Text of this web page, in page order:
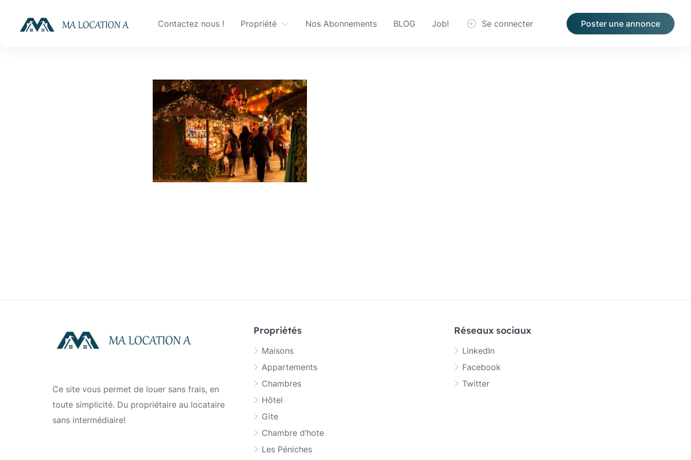
content
Contactez nous ! Propriété Nos Abonnements BLOG Job! Se connecter Poster une annonce
Ce site vous permet de louer sans frais, en
toute simplicité. Du propriétaire au locataire
sans intermédiaire!
Propriétés
Maisons
Appartements
Chambres
Hôtel
Gite
Chambre d’hote
Les Péniches
Réseaux sociaux
LinkedIn
Facebook
Twitter